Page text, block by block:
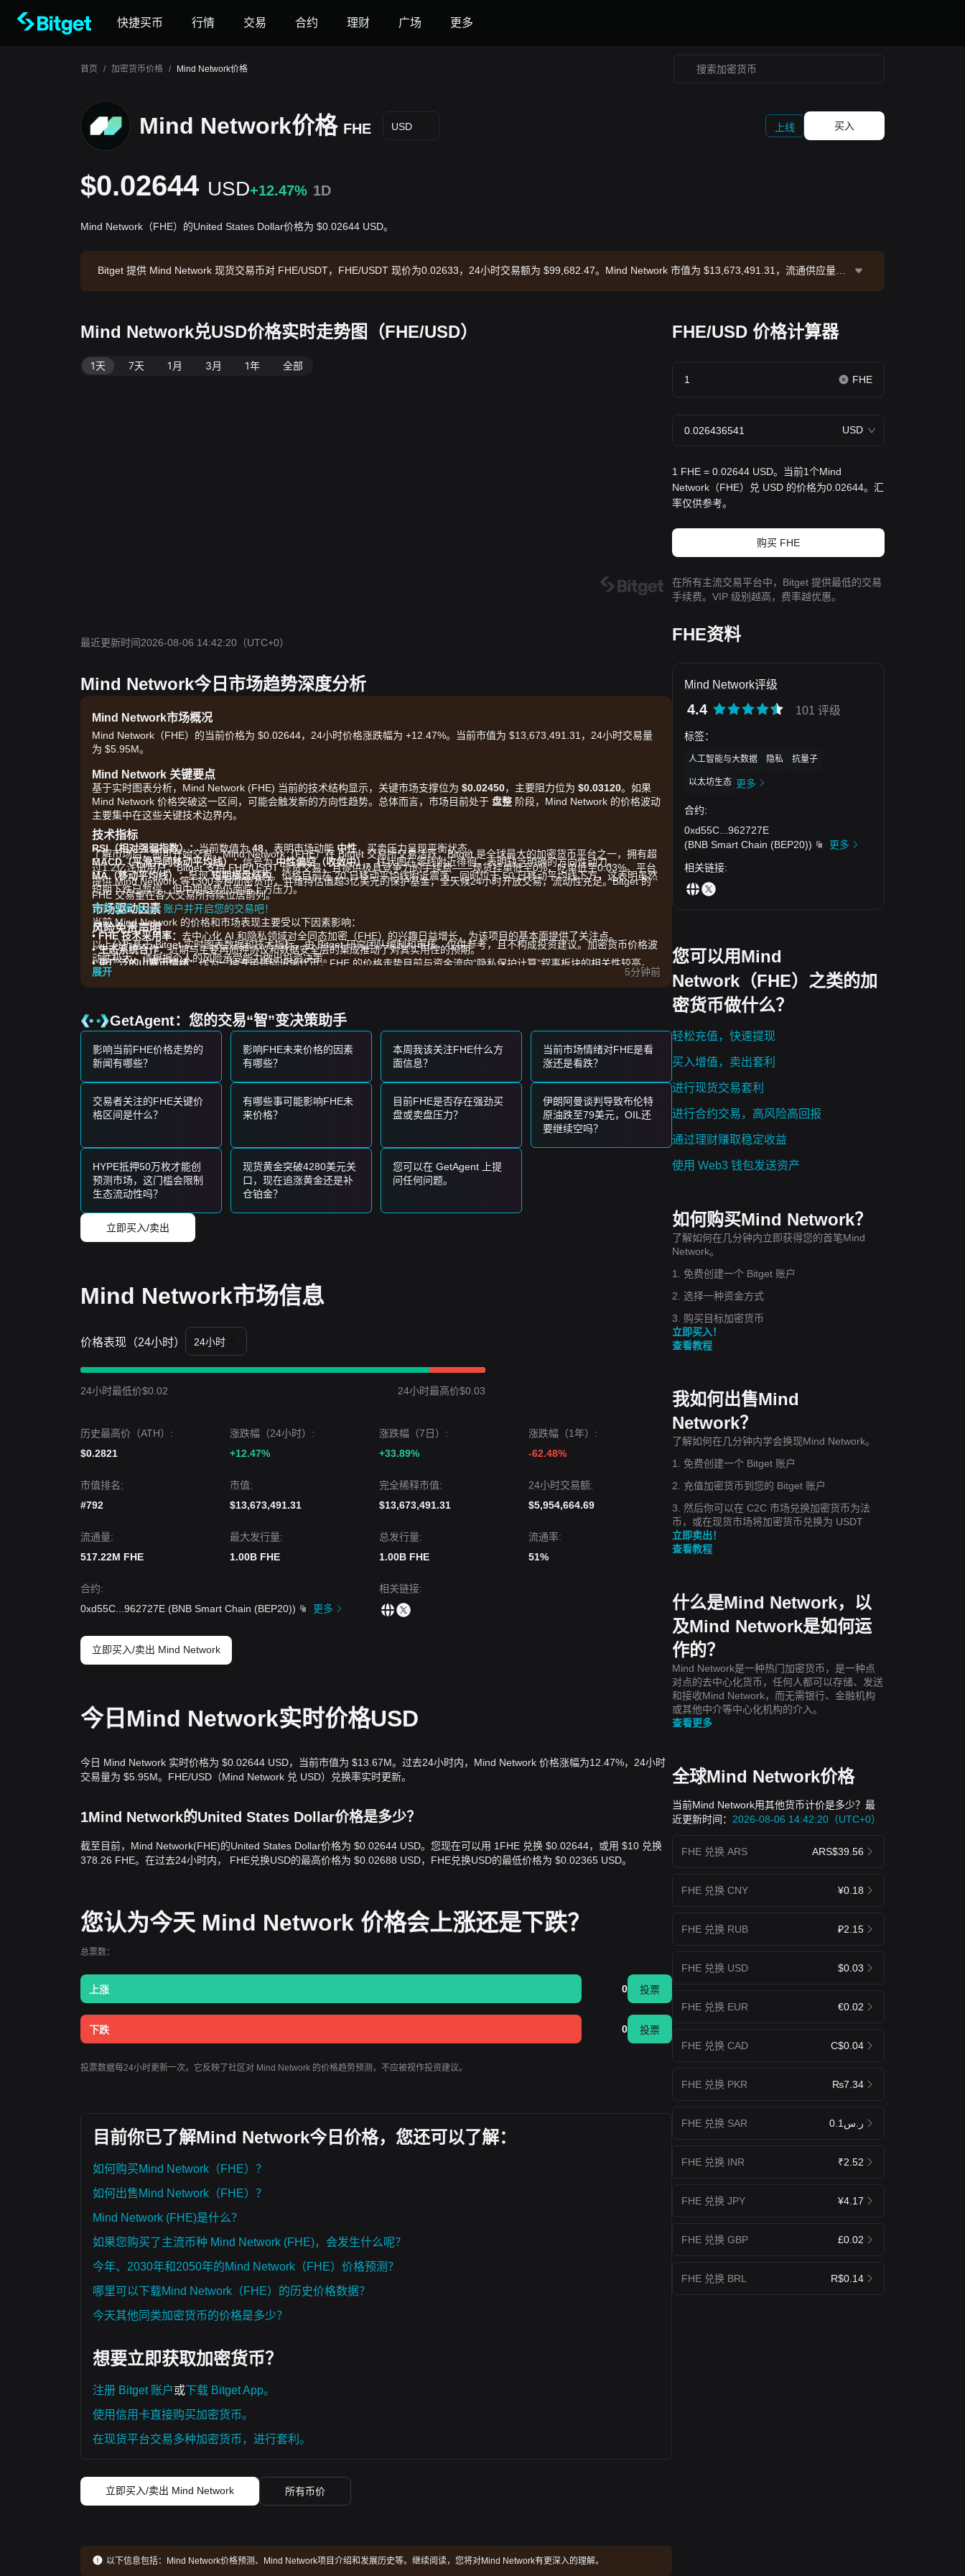
快捷买币 行情 交易 合约 理财 广场 更多
首页 / 加密货币价格 / Mind Network价格
Mind Network价格 FHE USD 上线 买入
$0.02644 USD+12.47% 1D
Mind Network（FHE）的United States Dollar价格为 $0.02644 USD。
Bitget 提供 Mind Network 现货交易币对 FHE/USDT，FHE/USDT 现价为0.02633，24小时交易额为 $99,682.47。Mind Network 市值为 $13,673,491.31，流通供应量为
Mind Network兑USD价格实时走势图（FHE/USD）
1天 7天 1月 3月 1年 全部
最近更新时间2026-08-06 14:42:20 （UTC+0）
Mind Network今日市场趋势深度分析
Mind Network市场概况
Mind Network（FHE）的当前价格为 $0.02644，24小时价格涨跌幅为 +12.47%。当前市值为 $13,673,491.31，24小时交易量
为 $5.95M。
Mind Network 关键要点
基于实时图表分析，Mind Network (FHE) 当前的技术结构显示，关键市场支撑位为 $0.02450，主要阻力位为 $0.03120。如果
Mind Network 价格突破这一区间，可能会触发新的方向性趋势。总体而言，市场目前处于 盘整 阶段，Mind Network 的价格波动
主要集中在这些关键技术边界内。
技术指标
RSI（相对强弱指数）：当前数值为48，表明市场动能中性，买卖压力呈现平衡状态。
MACD（平滑异同移动平均线）：信号为中性偏空（收敛中），柱状图在零线附近徘徊，表明缺乏明确的方向性动力。
MA（移动平均线）：呈现短期横盘结构。价格目前在 20 日移动平均线附近震荡，同时位于 50 日移动平均线下方，这表明虽然
短期下跌已暂停，但中期趋势仍面临上方压力。
市场驱动因素
当前 Mind Network 的价格和市场表现主要受以下因素影响：
• FHE 技术采用率： 去中心化 AI 和隐私领域对全同态加密（FHE）的兴趣日益增长，为该项目的基本面提供了关注点。
•生态系统合作：近期与主要再质押协议和数据安全层的集成推动了对其实用性的预期。
•更广泛的山寨币情绪：作为一种专用基础设施代币，FHE 的价格走势目前与资金流向“隐私保护计算”叙事板块的相关性较高。
• 如果 Mind Network 价格接近$0.02450并显示出反弹或看涨pin bar（针形K线）的迹象，可能会形成短期买入机会。
• 如果 Mind Network 价格在交易量显著增加的情况下突破
$0.03120
，可能确认新上涨趋势的开始。
风险情景
• 如果 Mind Network 价格跌破
$0.02300，市场可能进入更深层次的短期调整阶段，甚至可能测试历史低点。
买入策略
基于当前的市场结构，建议采取以下策略：
保守型投资者
趋势投资者
• 如果 Mind Network 价格突破
$0.03120，可能会形成新的看涨结构。
• 下一阶段的目標价位可能位于
$0.03850。
长期投资者
趋势总结
市场洞察
如果 Mind Network 价格突破 $0.03120，下一个目标价位很可能是
$0.02450，下一个下行目标可能是
分析师们的普遍共识是，虽然 Mind Network 短期内可能会经历进一步的波动或横盘整理，但只要价格保持在关键支撑位
$0.02450 之上，随着项目的成熟，中期趋势预计将保持
了解市场后，即可开始交易。Mind Network（FHE）在 Bitget 交易所交易活跃，Bitget 是全球最大的加密货币平台之一，拥有超
过1.2亿注册用户。Bitget 支持 FHE/USDT 现货交易，且提供极具竞争力的手续费——现货挂单低至0%，吃单低至0.03%。平台
提供 Mind Network 等1300多种加密货币，并维持估值超3亿美元的保护基金，全天候24小时开放交易，流动性充足。Bitget 的
FHE 交易量在各大交易所持续位居前列。
免费注册 Bitget 账户并开启您的交易吧！
风险免责声明
以上分析基于 Bitget 实时图表数据和技术指标，由 Bitget 研究团队编制和审核，仅供参考，且不构成投资建议。加密货币价格波
动性极大，请根据个人的风险承受能力做出投资决策。
展开
5分钟前
GetAgent：您的交易“智”变决策助手
影响当前FHE价格走势的
新闻有哪些？
影响FHE未来价格的因素
有哪些？
本周我该关注FHE什么方
面信息？
当前市场情绪对FHE是看
涨还是看跌？
交易者关注的FHE关键价
格区间是什么？
有哪些事可能影响FHE未
来价格？
目前FHE是否存在强劲买
盘或卖盘压力？
伊朗阿曼谈判导致布伦特
原油跌至79美元，OIL还
要继续空吗？
HYPE抵押50万枚才能创
预测市场，这门槛会限制
生态流动性吗？
现货黄金突破4280美元关
口，现在追涨黄金还是补
仓铂金？
您可以在 GetAgent 上提
问任何问题。
立即买入/卖出
Mind Network市场信息
价格表现（24小时） 24小时
24小时最低价$0.02 24小时最高价$0.03
历史最高价（ATH）:
$0.2821
涨跌幅（24小时）:
+12.47%
涨跌幅（7日）:
+33.89%
涨跌幅（1年）:
-62.48%
市值排名:
#792
市值:
$13,673,491.31
完全稀释市值:
$13,673,491.31
24小时交易额:
$5,954,664.69
流通量:
517.22M FHE
最大发行量:
1.00B FHE
总发行量:
1.00B FHE
流通率:
51%
合约:
0xd55C
962727E (BNB Smart Chain (BEP20)) 更多
相关链接:
立即买入/卖出 Mind Network
今日Mind Network实时价格USD
今日 Mind Network 实时价格为 $0.02644 USD，当前市值为 $13.67M。过去24小时内，Mind Network 价格涨幅为12.47%，24小时
交易量为 $5.95M。FHE/USD（Mind Network 兑 USD）兑换率实时更新。
1Mind Network的United States Dollar价格是多少？
截至目前，Mind Network(FHE)的United States Dollar价格为 $0.02644 USD。您现在可以用 1FHE 兑换 $0.02644，或用 $10 兑换
378.26 FHE。在过去24小时内， FHE兑换USD的最高价格为 $0.02688 USD，FHE兑换USD的最低价格为 $0.02365 USD。
您认为今天 Mind Network 价格会上涨还是下跌？
总票数：
上涨 0 投票
下跌 0 投票
投票数据每24小时更新一次。它反映了社区对 Mind Network 的价格趋势预测，不应被视作投资建议。
目前你已了解Mind Network今日价格，您还可以了解：
如何购买Mind Network（FHE）？
如何出售Mind Network（FHE）？
Mind Network (FHE)是什么？
如果您购买了主流币种 Mind Network (FHE)，会发生什么呢？
今年、2030年和2050年的Mind Network（FHE）价格预测？
哪里可以下载Mind Network（FHE）的历史价格数据？
今天其他同类加密货币的价格是多少？
想要立即获取加密货币？
注册 Bitget 账户或下载 Bitget App。
使用信用卡直接购买加密货币。
在现货平台交易多种加密货币，进行套利。
立即买入/卖出 Mind Network 所有币价
以下信息包括： Mind Network价格预测、Mind Network项目介绍和发展历史等。继续阅读，您将对Mind Network有更深入的理解。
FHE/USD 价格计算器
FHE
USD
1 FHE = 0.02644 USD。当前1个Mind
Network（FHE）兑 USD 的价格为0.02644。汇
率仅供参考。
购买 FHE
在所有主流交易平台中，Bitget 提供最低的交易
手续费。VIP 级别越高，费率越优惠。
FHE资料
Mind Network评级
4.4 101 评级
标签：
人工智能与大数据 隐私 抗量子
以太坊生态 更多
合约:
0xd55C
962727E
(BNB Smart Chain (BEP20))
更多
相关链接:
您可以用Mind
Network（FHE）之类的加
密货币做什么？
轻松充值，快速提现
买入增值，卖出套利
进行现货交易套利
进行合约交易，高风险高回报
通过理财赚取稳定收益
使用 Web3 钱包发送资产
如何购买Mind Network？
了解如何在几分钟内立即获得您的首笔Mind
Network。
1. 免费创建一个 Bitget 账户
2. 选择一种资金方式
3. 购买目标加密货币
立即买入！
查看教程
我如何出售Mind
Network？
了解如何在几分钟内学会换现Mind Network。
1. 免费创建一个 Bitget 账户
2. 充值加密货币到您的 Bitget 账户
3. 然后你可以在 C2C 市场兑换加密货币为法
币，或在现货市场将加密货币兑换为 USDT
立即卖出！
查看教程
什么是Mind Network，以
及Mind Network是如何运
作的？
Mind Network是一种热门加密货币，是一种点
对点的去中心化货币，任何人都可以存储、发送
和接收Mind Network，而无需银行、金融机构
或其他中介等中心化机构的介入。
查看更多
全球Mind Network价格
当前Mind Network用其他货币计价是多少？最
近更新时间： 2026-08-06 14:42:20（UTC+0）
FHE 兑换 ARS ARS$39.56
FHE 兑换 CNY ¥0.18
FHE 兑换 RUB ₽2.15
FHE 兑换 USD $0.03
FHE 兑换 EUR €0.02
FHE 兑换 CAD C$0.04
FHE 兑换 PKR ₨7.34
FHE 兑换 SAR ر.س0.1
FHE 兑换 INR ₹2.52
FHE 兑换 JPY ¥4.17
FHE 兑换 GBP £0.02
FHE 兑换 BRL R$0.14